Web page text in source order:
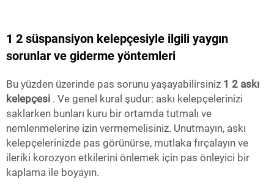
1 2 süspansiyon kelepçesiyle ilgili yaygın
sorunlar ve giderme yöntemleri
Bu yüzden üzerinde pas sorunu yaşayabilirsiniz 1 2 askı
kelepçesi . Ve genel kural şudur: askı kelepçelerinizi
saklarken bunları kuru bir ortamda tutmalı ve
nemlenmelerine izin vermemelisiniz. Unutmayın, askı
kelepçelerinizde pas görünürse, mutlaka fırçalayın ve
ileriki korozyon etkilerini önlemek için pas önleyici bir
kaplama ile boyayın.